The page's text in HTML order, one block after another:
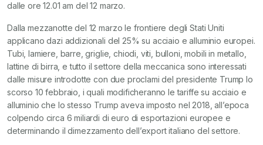
dalle ore 12.01 am del 12 marzo.
Dalla mezzanotte del 12 marzo le frontiere degli Stati Uniti
applicano dazi addizionali del 25% su acciaio e alluminio europei.
Tubi, lamiere, barre, griglie, chiodi, viti, bulloni, mobili in metallo,
lattine di birra, e tutto il settore della meccanica sono interessati
dalle misure introdotte con due proclami del presidente Trump lo
scorso 10 febbraio, i quali modificheranno le tariffe su acciaio e
alluminio che lo stesso Trump aveva imposto nel 2018, all’epoca
colpendo circa 6 miliardi di euro di esportazioni europee e
determinando il dimezzamento dell’export italiano del settore.